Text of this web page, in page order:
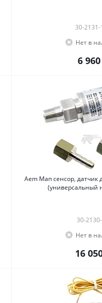
30-2131-
Нет в
6
Aem Мап сенсор, датчик
(универсальный
30-
Нет в
16